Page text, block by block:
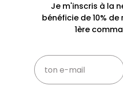
Je m'inscris à la
bénéficie de 10%
1ère